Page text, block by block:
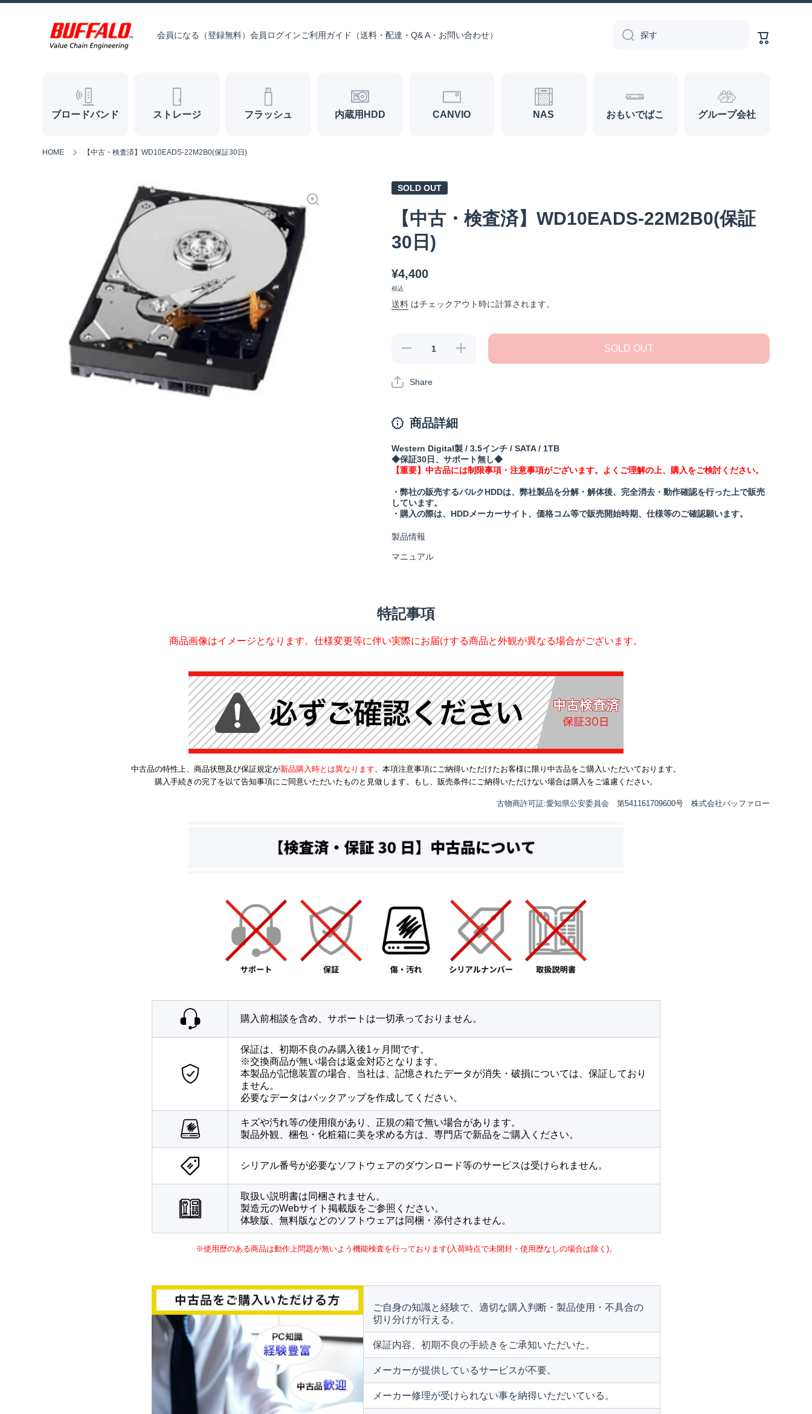
会員になる（登録無料） 会員ログインご利用ガイド（送料・配達・Q& A・お問い合わせ） 探す
ー
ト
ブロードバンド ストレージ フラッシュ 内蔵用HDD CANVIO NAS おもいでばこ グループ会社
HOME 【中古・検査済】WD10EADS-22M2B0(保証30日)
SOLD OUT
【中古・検査済】WD10EADS-22M2B0(保証
30日)
¥4,400
税込
送料 はチェックアウト時に計算されます。
【中古・検
22M2B0(保
証30日)の数
【中古・検
査済】
SOLD OUT
Share
商品詳細
Western Digital製 / 3.5インチ / SATA / 1TB
◆保証30日、サポート無し◆
【重要】中古品には制限事項・注意事項がございます。よくご理解の上、購入をご検討ください。
・弊社の販売するバルクHDDは、弊社製品を分解・解体後、完全消去・動作確認を行った上で販売
しています。
・購入の際は、HDDメーカーサイト、価格コム等で販売開始時期、仕様等のご確認願います。
製品情報
マニュアル
特記事項
商品画像はイメージとなります。仕様変更等に伴い実際にお届けする商品と外観が異なる場合がございます。
中古品の特性上、商品状態及び保証規定が新品購入時とは異なります。 本項注意事項にご納得いただけたお客様に限り中古品をご購入いただいております。
購入手続きの完了を以て告知事項にご同意いただいたものと見做します。もし、販売条件にご納得いただけない場合は購入をご遠慮ください。
古物商許可証:愛知県公安委員会 第541161709600号 株式会社バッファロー
購入前相談を含め、サポートは一切承っておりません。
保証は、初期不良のみ購入後1ヶ月間です。
※交換商品が無い場合は返金対応となります。
本製品が記憶装置の場合、当社は、記憶されたデータが消失・破損については、保証しており
ません。
必要なデータはバックアップを作成してください。
キズや汚れ等の使用痕があり、正規の箱で無い場合があります。
製品外観、梱包・化粧箱に美を求める方は、専門店で新品をご購入ください。
シリアル番号が必要なソフトウェアのダウンロード等のサービスは受けられません。
取扱い説明書は同梱されません。
製造元のWebサイト掲載版をご参照ください。
体験版、無料版などのソフトウェアは同梱・添付されません。
※使用歴のある商品は動作上問題が無いよう機能検査を行っております(入荷時点で未開封・使用歴なしの場合は除く)。
ご自身の知識と経験で、適切な購入判断・製品使用・不具合の
切り分けが行える。
保証内容、初期不良の手続きをご承知いただいた。
メーカーが提供しているサービスが不要。
メーカー修理が受けられない事を納得いただいている。